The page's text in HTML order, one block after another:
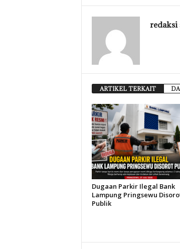
redaksi
ARTIKEL TERKAIT
Dugaan Parkir Ilegal Bank
Lampung Pringsewu
Publik